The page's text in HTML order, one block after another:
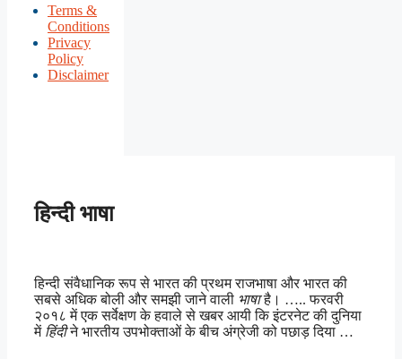
Terms &
Conditions
Privacy
Policy
Disclaimer
हिन्दी भाषा
हिन्दी संवैधानिक रूप से भारत की प्रथम राजभाषा और भारत की
सबसे अधिक बोली और समझी जाने वाली भाषाहै। ….. फरवरी
२०१८ में एक सर्वेक्षण के हवाले से खबर आयी कि इंटरनेट की दुनिया
में हिंदीने भारतीय उपभोक्ताओं के बीच अंग्रेजी को पछाड़ दिया …